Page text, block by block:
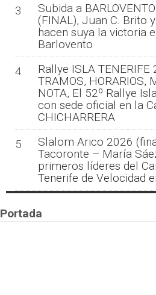
3
Subida a
(FINAL), Juan C. Brito
hacen suya la victoria
Barlovento
4
Rallye ISLA TENERIFE
TRAMOS, HORARIOS,
NOTA, El 52º Rallye
con sede oficial en la
CHICHARRERA
5
Slalom Arico 2026
Tacoronte – María
primeros líderes del
Tenerife de Velocidad
Portada